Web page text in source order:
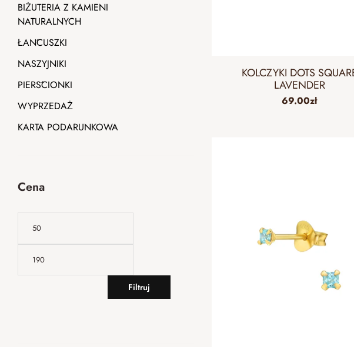
KOLCZYKI DOTS
LAVENDER
69.00zł
BIŻUTERIA Z KAMIENI
NATURALNYCH
ŁAŃCUSZKI
NASZYJNIKI
PIERŚCIONKI
WYPRZEDAŻ
KARTA PODARUNKOWA
Cena
Filtruj